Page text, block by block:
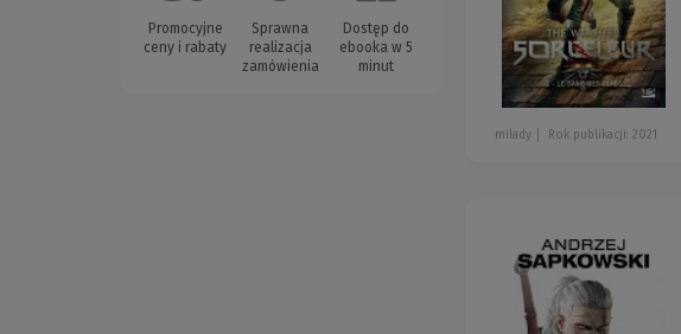
Promocyjne
ceny i rabaty
Sprawna
realizacja
zamówienia
Dostęp do
ebooka w 5
minut
milady Rok publikacji: 2021